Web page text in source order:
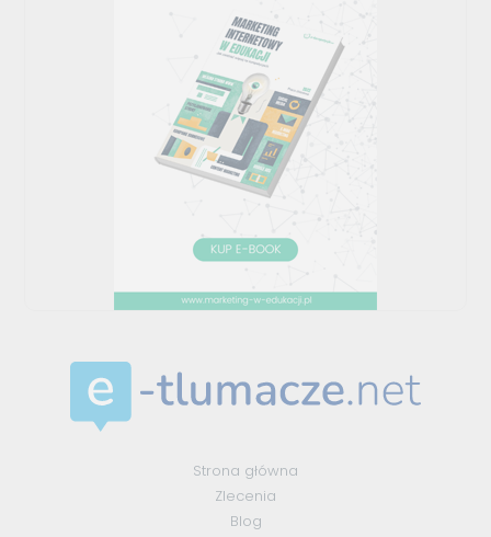
Strona główna
Zlecenia
Blog